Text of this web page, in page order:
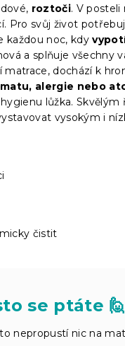
roztoči. V posteli
Pro svůj život
každou noc, kdy
a splňuje všechny
dochází k
alergie nebo
lůžka. Skvělým
vysokým i
čistit
se ptáte 🙋
nepropustí nic na